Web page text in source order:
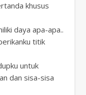
khusus
daya apa-apa..
titik
untuk
dan sisa-sisa